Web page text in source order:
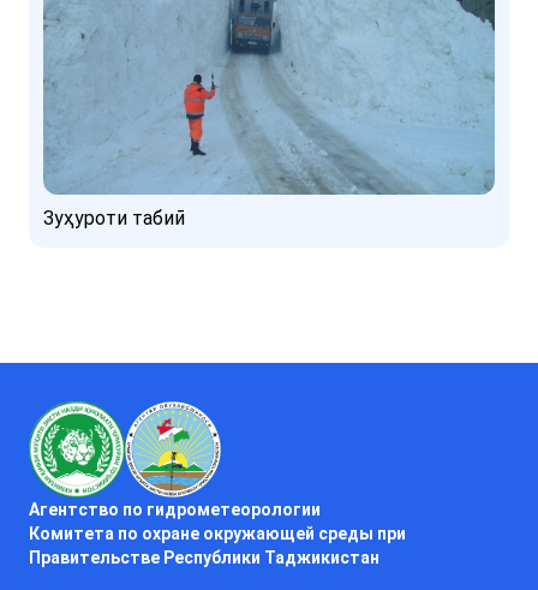
Зуҳуроти табиӣ
Агентство по гидрометеорологии
Комитета по охране окружающей среды при
Правительстве Республики Таджикистан